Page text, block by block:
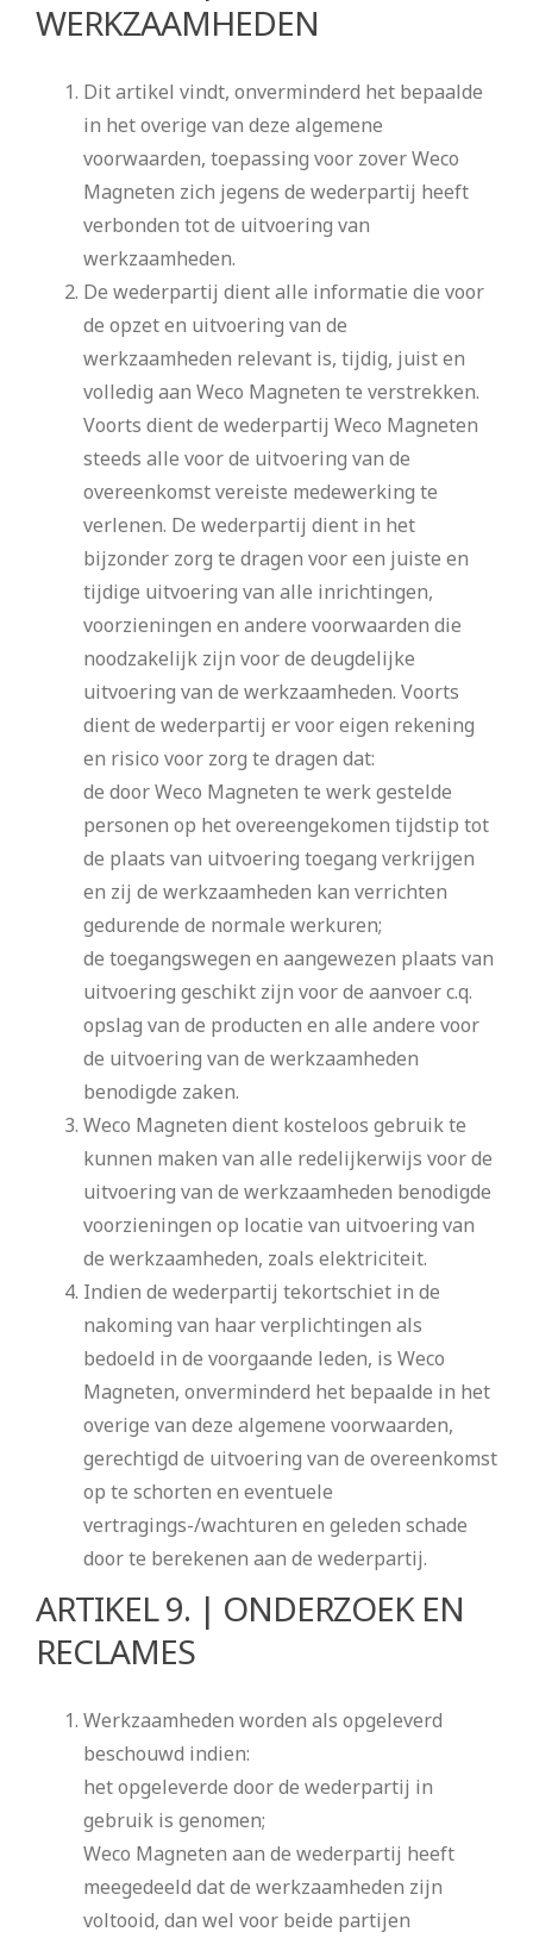
WERKZAAMHEDEN
Dit artikel vindt, onverminderd het bepaalde
in het overige van deze algemene
voorwaarden, toepassing voor zover Weco
Magneten zich jegens de wederpartij heeft
verbonden tot de uitvoering van
werkzaamheden.
De wederpartij dient alle informatie die voor
de opzet en uitvoering van de
werkzaamheden relevant is, tijdig, juist en
volledig aan Weco Magneten te verstrekken.
Voorts dient de wederpartij Weco Magneten
steeds alle voor de uitvoering van de
overeenkomst vereiste medewerking te
verlenen. De wederpartij dient in het
bijzonder zorg te dragen voor een juiste en
tijdige uitvoering van alle inrichtingen,
voorzieningen en andere voorwaarden die
noodzakelijk zijn voor de deugdelijke
uitvoering van de werkzaamheden. Voorts
dient de wederpartij er voor eigen rekening
en risico voor zorg te dragen dat:
de door Weco Magneten te werk gestelde
personen op het overeengekomen tijdstip tot
de plaats van uitvoering toegang verkrijgen
en zij de werkzaamheden kan verrichten
gedurende de normale werkuren;
de toegangswegen en aangewezen plaats van
uitvoering geschikt zijn voor de aanvoer c.q.
opslag van de producten en alle andere voor
de uitvoering van de werkzaamheden
benodigde zaken.
Weco Magneten dient kosteloos gebruik te
kunnen maken van alle redelijkerwijs voor de
uitvoering van de werkzaamheden benodigde
voorzieningen op locatie van uitvoering van
de werkzaamheden, zoals elektriciteit.
Indien de wederpartij tekortschiet in de
nakoming van haar verplichtingen als
bedoeld in de voorgaande leden, is Weco
Magneten, onverminderd het bepaalde in het
overige van deze algemene voorwaarden,
gerechtigd de uitvoering van de overeenkomst
op te schorten en eventuele
vertragings-/wachturen en geleden schade
door te berekenen aan de wederpartij.
ARTIKEL 9. | ONDERZOEK EN
RECLAMES
Werkzaamheden worden als opgeleverd
beschouwd indien:
het opgeleverde door de wederpartij in
gebruik is genomen;
Weco Magneten aan de wederpartij heeft
meegedeeld dat de werkzaamheden zijn
voltooid, dan wel voor beide partijen